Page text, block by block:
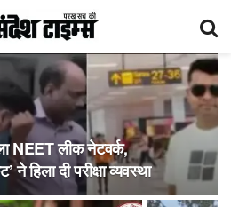
NEET लीक नेटवर्क,
ने हिला दी परीक्षा व्यवस्था